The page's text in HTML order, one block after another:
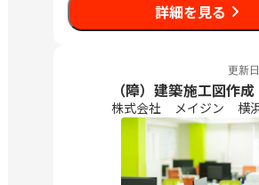
詳細を見る
更新日
（障）建築施工図作成
株式会社 メイジン 横